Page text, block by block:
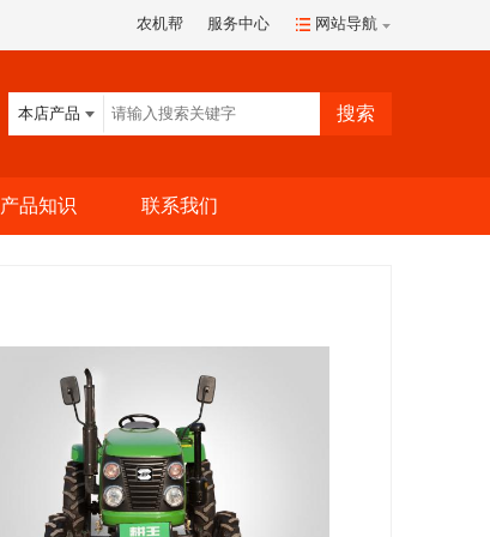
农机帮 服务中心 网站导航
本店产品
产品知识 联系我们